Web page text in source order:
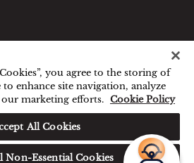
细则 隐私政策
互尊重
策
您好，我可以帮您预订房间或
解答您的任何疑问。
you agree to the storing of
enhance site navigation, analyze
our marketing efforts. Cookie Policy
All Cookies
Non-Essential Cookies